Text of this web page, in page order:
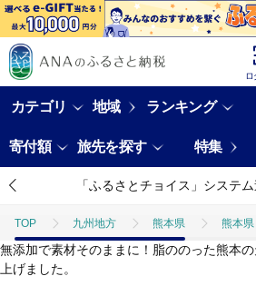
ロ
カテゴリ 地域 ランキング
寄付額 旅先を探す 特集
「ふるさとチョイス」システ
TOP 九州地方 熊本県 熊本県
TOP 魚介類 熊本県産天然ウナギ
無添加で素材そのままに！脂ののった熊本
上げました。